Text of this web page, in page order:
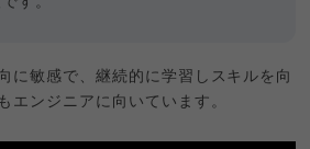
に敏感で、継続的に学習しスキルを向
エンジニアに向いています。